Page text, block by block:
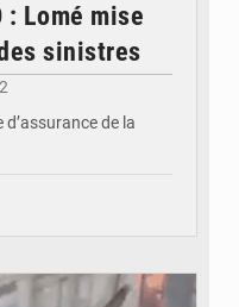
: Lomé mise
sinistres
de la